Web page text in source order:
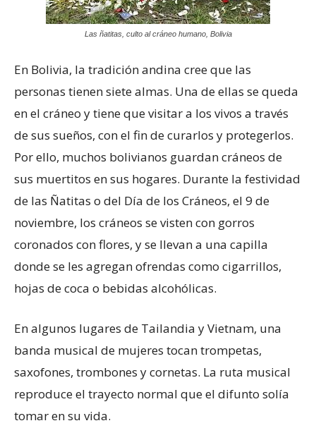
Las ñatitas, culto al cráneo humano, Bolivia
En Bolivia, la tradición andina cree que las
personas tienen siete almas. Una de ellas se queda
en el cráneo y tiene que visitar a los vivos a través
de sus sueños, con el fin de curarlos y protegerlos.
Por ello, muchos bolivianos guardan cráneos de
sus muertitos en sus hogares. Durante la festividad
de las Ñatitas o del Día de los Cráneos, el 9 de
noviembre, los cráneos se visten con gorros
coronados con flores, y se llevan a una capilla
donde se les agregan ofrendas como cigarrillos,
hojas de coca o bebidas alcohólicas.
En algunos lugares de Tailandia y Vietnam, una
banda musical de mujeres tocan trompetas,
saxofones, trombones y cornetas. La ruta musical
reproduce el trayecto normal que el difunto solía
tomar en su vida.